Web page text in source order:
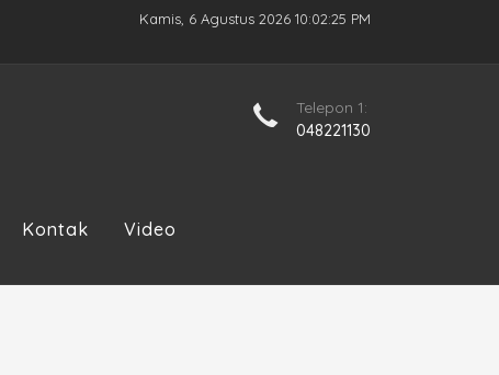
Kamis, 6 Agustus 2026 10:02:25 PM
Telepon 1:
048221130
Kontak Video